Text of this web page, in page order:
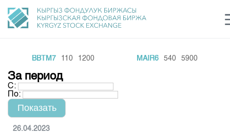
Финансовый рынок KG
О нас
Общая информация
Направления
BBTM7 110 1200 MAIR6 540 5900
За период
С:
По:
26.04.2023